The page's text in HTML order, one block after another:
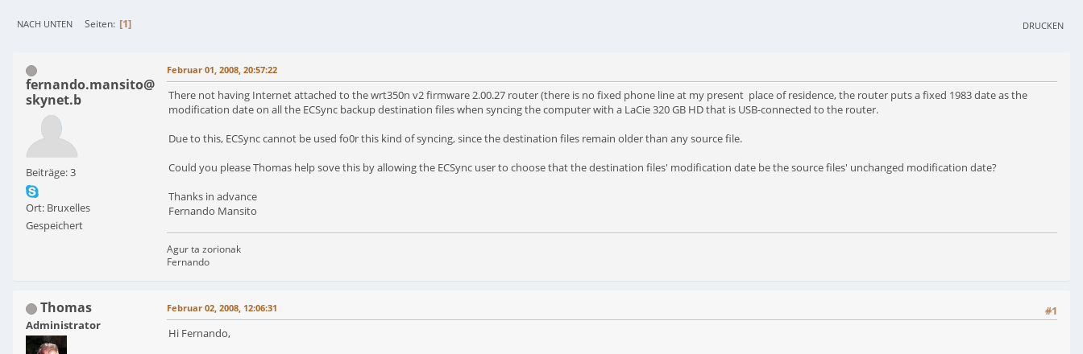
DRUCKEN
NACH UNTEN Seiten 1
fernando.mansito@
skynet.b
Beiträge: 3
Ort: Bruxelles
Gespeichert
Februar 01, 2008, 20:57:22
There not having Internet attached to the wrt350n v2 firmware 2.00.27 router (there is no fixed phone line at my present place of residence, the router puts a fixed 1983 date as the
modification date on all the ECSync backup destination files when syncing the computer with a LaCie 320 GB HD that is USB-connected to the router.
Due to this, ECSync cannot be used fo0r this kind of syncing, since the destination files remain older than any source file.
Could you please Thomas help sove this by allowing the ECSync user to choose that the destination files' modification date be the source files' unchanged modification date?
Thanks in advance
Fernando Mansito
Agur ta zorionak
Fernando
Thomas
Administrator
#1
Februar 02, 2008, 12:06:31
Hi Fernando,